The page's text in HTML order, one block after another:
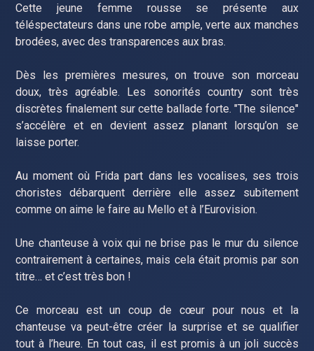
Cette jeune femme rousse se présente aux
téléspectateurs dans une robe ample, verte aux manches
brodées, avec des transparences aux bras.
Dès les premières mesures, on trouve son morceau
doux, très agréable. Les sonorités country sont très
discrètes finalement sur cette ballade forte. "The silence"
s’accélère et en devient assez planant lorsqu’on se
laisse porter.
Au moment où Frida part dans les vocalises, ses trois
choristes débarquent derrière elle assez subitement
comme on aime le faire au Mello et à l’Eurovision.
Une chanteuse à voix qui ne brise pas le mur du silence
contrairement à certaines, mais cela était promis par son
titre… et c’est très bon !
Ce morceau est un coup de cœur pour nous et la
chanteuse va peut-être créer la surprise et se qualifier
tout à l’heure. En tout cas, il est promis à un joli succès